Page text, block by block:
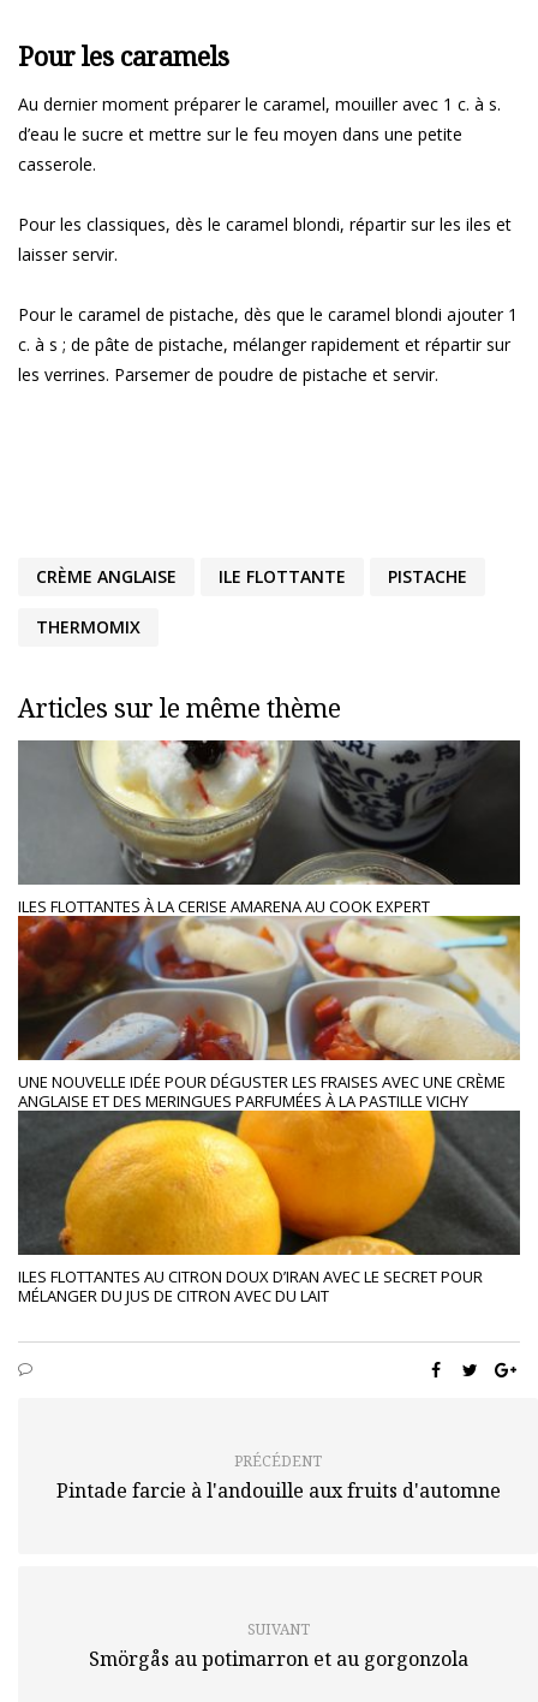
Pour les caramels
Au dernier moment préparer le caramel, mouiller avec 1 c. à s.
d’eau le sucre et mettre sur le feu moyen dans une petite
casserole.
Pour les classiques, dès le caramel blondi, répartir sur les iles et
laisser servir.
Pour le caramel de pistache, dès que le caramel blondi ajouter 1
c. à s ; de pâte de pistache, mélanger rapidement et répartir sur
les verrines. Parsemer de poudre de pistache et servir.
CRÈME ANGLAISE ILE FLOTTANTE PISTACHE
THERMOMIX
Articles sur le même thème
ILES FLOTTANTES À LA CERISE AMARENA AU COOK EXPERT
UNE NOUVELLE IDÉE POUR DÉGUSTER LES FRAISES AVEC UNE CRÈME
ANGLAISE ET DES MERINGUES PARFUMÉES À LA PASTILLE VICHY
ILES FLOTTANTES AU CITRON DOUX D’IRAN AVEC LE SECRET POUR
MÉLANGER DU JUS DE CITRON AVEC DU LAIT
PRÉCÉDENT
Pintade farcie à l'andouille aux fruits d'automne
SUIVANT
Smörgås au potimarron et au gorgonzola